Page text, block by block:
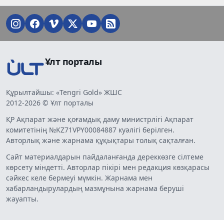
Ұлт порталы
Құрылтайшы: «Tengri Gold» ЖШС
2012-2026 © Ұлт порталы
ҚР Ақпарат және қоғамдық даму министрлігі Ақпарат
комитетінің №KZ71VPY00084887 куәлігі берілген.
Авторлық және жарнама құқықтары толық сақталған.
Сайт материалдарын пайдаланғанда дереккөзге сілтеме
көрсету міндетті. Авторлар пікірі мен редакция көзқарасы
сәйкес келе бермеуі мүмкін. Жарнама мен
хабарландырулардың мазмұнына жарнама беруші
жауапты.